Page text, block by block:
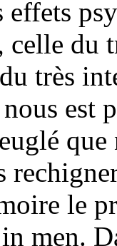
effets
celle du
très
est
que
le
men.